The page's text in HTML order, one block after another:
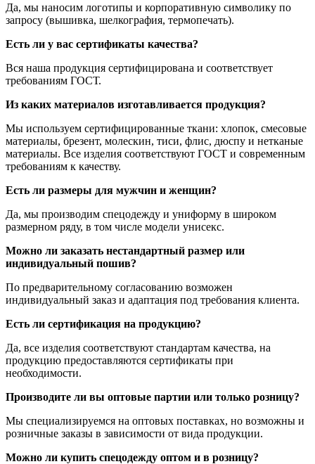
Да, мы наносим логотипы и корпоративную символику по
запросу (вышивка, шелкография, термопечать).
Есть ли у вас сертификаты качества?
Вся наша продукция сертифицирована и соответствует
требованиям ГОСТ.
Из каких материалов изготавливается продукция?
Мы используем сертифицированные ткани: хлопок, смесовые
материалы, брезент, молескин, тиси, флис, дюспу и нетканые
материалы. Все изделия соответствуют ГОСТ и современным
требованиям к качеству.
Есть ли размеры для мужчин и женщин?
Да, мы производим спецодежду и униформу в широком
размерном ряду, в том числе модели унисекс.
Можно ли заказать нестандартный размер или
индивидуальный пошив?
По предварительному согласованию возможен
индивидуальный заказ и адаптация под требования клиента.
Есть ли сертификация на продукцию?
Да, все изделия соответствуют стандартам качества, на
продукцию предоставляются сертификаты при
необходимости.
Производите ли вы оптовые партии или только розницу?
Мы специализируемся на оптовых поставках, но возможны и
розничные заказы в зависимости от вида продукции.
Можно ли купить спецодежду оптом и в розницу?